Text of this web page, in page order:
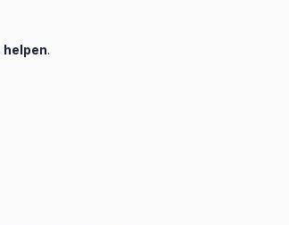
helpen.